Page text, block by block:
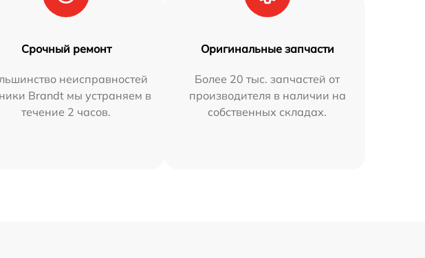
Срочный ремонт
неисправностей
Brandt мы устраняем в
течение 2 часов.
Оригинальные запчасти
Более 20 тыс. запчастей от
производителя в наличии на
собственных складах.